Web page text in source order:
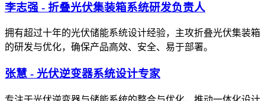
李志强 - 折叠光伏集装箱系统研发负责人
拥有超过十年的光伏储能系统设计经验，主攻折叠光伏集装箱
的研发与优化，确保产品高效、安全、易于部署。
张慧 - 光伏逆变器系统设计专家